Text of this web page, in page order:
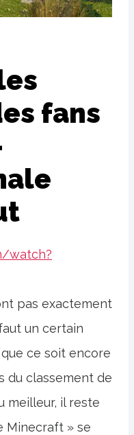
fans
watch?
pas exactement
un certain
ce soit encore
du classement de
meilleur, il reste
Minecraft » se